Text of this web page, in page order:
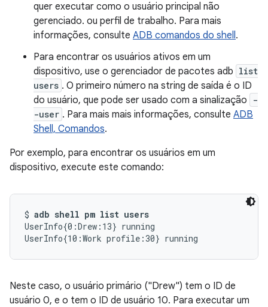
quer executar como o usuário principal não
gerenciado. ou perfil de trabalho. Para mais
informações, consulte ADB comandos do shell.
Para encontrar os usuários ativos em um
dispositivo, use o gerenciador de pacotes adb list
users . O primeiro número na string de saída é o ID
do usuário, que pode ser usado com a sinalização
-
-user . Para mais mais informações, consulte ADB
Shell, Comandos.
Por exemplo, para encontrar os usuários em um
dispositivo, execute este comando:
$ adb shell pm list users
UserInfo{0:Drew:13} running
UserInfo{10:Work profile:30} running
Neste caso, o usuário primário ("Drew") tem o ID de
usuário 0, e o tem o ID de usuário 10. Para executar um